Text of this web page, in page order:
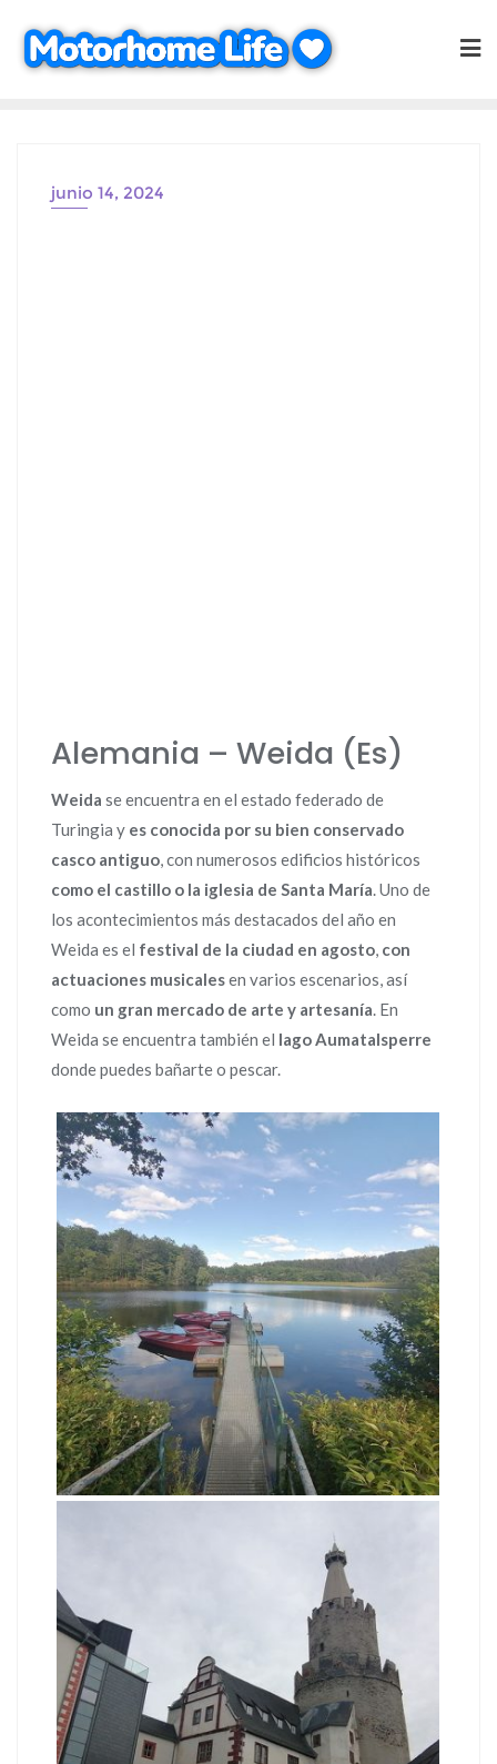
contenido
junio 14, 2024
Alemania – Weida (Es)
Weida se encuentra en el estado federado de
Turingia y es conocida por su bien conservado
casco antiguo, con numerosos edificios históricos
como el castillo o la iglesia de Santa María. Uno de
los acontecimientos más destacados del año en
Weida es el festival de la ciudad en agosto, con
actuaciones musicalesen varios escenarios, así
como un gran mercado de arte y artesanía. En
Weida se encuentra también el lago Aumatalsperre
donde puedes bañarte o pescar.